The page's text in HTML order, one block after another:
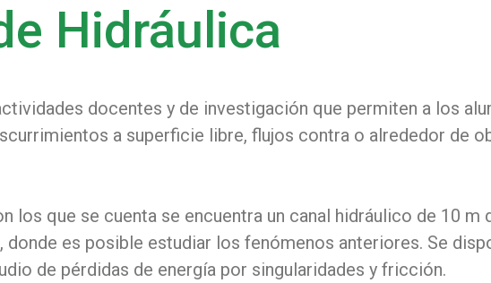
Hidráulica
docentes y de investigación que permiten a los
a superficie libre, flujos contra o alrededor de
los que se cuenta se encuentra un canal hidráulico de 10 m
es posible estudiar los fenómenos anteriores. Se
de pérdidas de energía por singularidades y fricción.